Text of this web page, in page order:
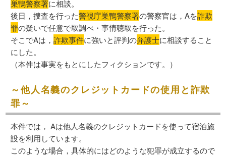
巣鴨警察署に相談。
後日，捜査を行った警視庁巣鴨警察署の警察官は，Aを詐欺
罪の疑いで任意で取調べ・事情聴取を行った。
そこでAは，詐欺事件に強いと評判の弁護士に相談すること
にした。
（本件は事実をもとにしたフィクションです。）
～他人名義のクレジットカードの使用と詐欺
罪～
本件では， Aは他人名義のクレジットカードを使って宿泊施
設を利用しています。
このような場合，具体的にはどのような犯罪が成立するので